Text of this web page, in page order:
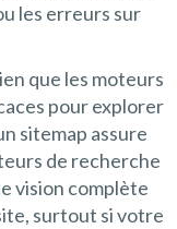
les erreurs sur
que les moteurs
pour explorer
sitemap assure
de recherche
vision complète
surtout si votre